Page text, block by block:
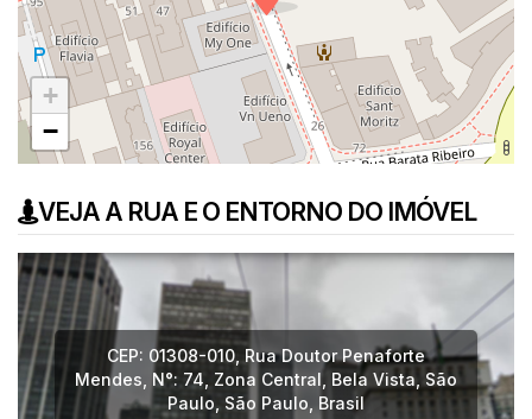
+
−
VEJA A RUA E O ENTORNO DO IMÓVEL
CEP: 01308-010, Rua Doutor Penaforte
Mendes N°: 74 Zona Central Bela Vista São
Paulo São Paulo Brasil